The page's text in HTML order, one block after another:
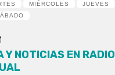
MIÉRCOLES
JUEVES
Y NOTICIAS EN RADIO